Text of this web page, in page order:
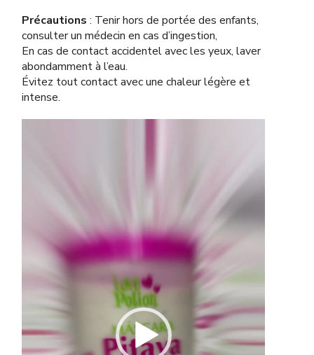
Précautions : Tenir hors de portée des enfants,
consulter un médecin en cas d’ingestion,
En cas de contact accidentel avec les yeux, laver
abondamment à l’eau.
Évitez tout contact avec une chaleur légère et
intense.